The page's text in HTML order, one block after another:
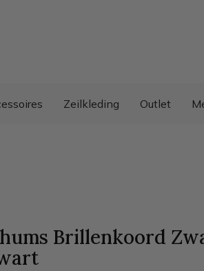
Zeilkleding Outlet
Brillenkoord